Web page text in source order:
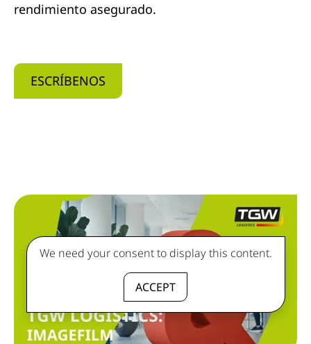
rendimiento asegurado.
ESCRÍBENOS
We need your consent to display this content.
ACCEPT